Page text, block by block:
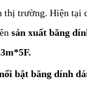
thị trường. Hiện tại
sản xuất băng
bật băng dính